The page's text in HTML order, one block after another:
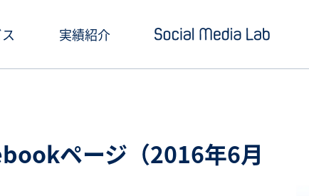
イティブ制作・撮影
実績紹介
お役立ち資料ダウンロード
ページ（2016年6月